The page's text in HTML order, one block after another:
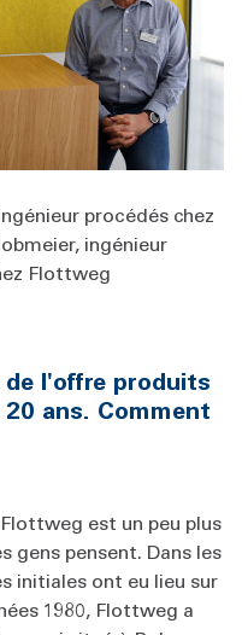
procédés chez
ingénieur
Flottweg
l'offre produits
ans. Comment
est un peu plus
gens pensent. Dans les
initiales ont eu lieu sur
1980, Flottweg a